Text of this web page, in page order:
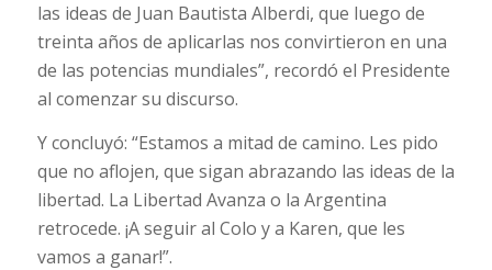
las ideas de Juan Bautista Alberdi, que luego de
treinta años de aplicarlas nos convirtieron en una
de las potencias mundiales”, recordó el Presidente
al comenzar su discurso.
Y concluyó: “Estamos a mitad de camino. Les pido
que no aflojen, que sigan abrazando las ideas de la
libertad. La Libertad Avanza o la Argentina
retrocede. ¡A seguir al Colo y a Karen, que les
vamos a ganar!”.